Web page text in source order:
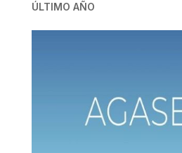
ÚLTIMO AÑO